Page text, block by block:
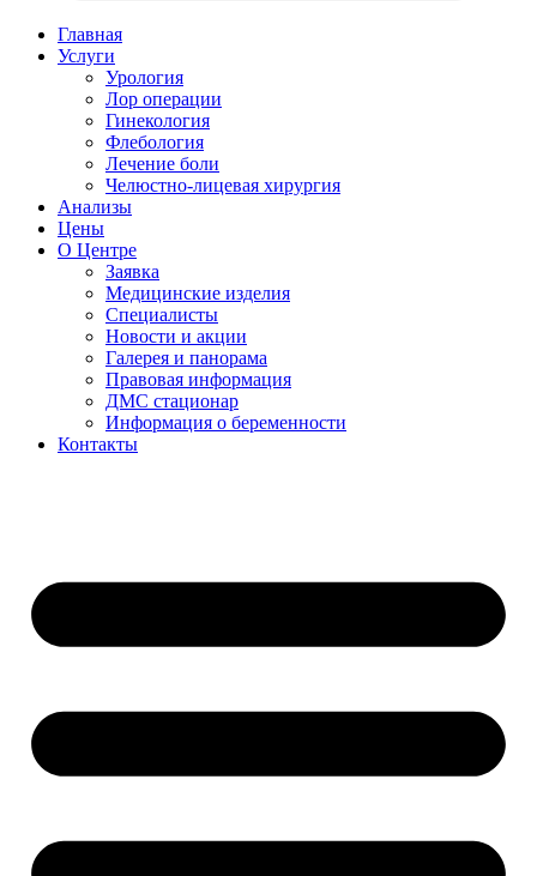
Главная
Услуги
Урология
Лор операции
Гинекология
Флебология
Лечение боли
Челюстно-лицевая хирургия
Анализы
Цены
О Центре
Заявка
Медицинские изделия
Специалисты
Новости и акции
Галерея и панорама
Правовая информация
ДМС стационар
Информация о беременности
Контакты